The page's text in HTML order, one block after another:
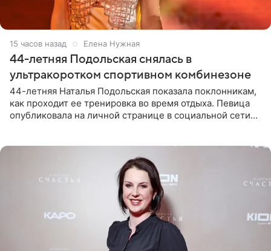
15 часов назад Елена Нужная
44-летняя Подольская снялась в
ультракоротком спортивном комбинезоне
44-летняя Наталья Подольская показала поклонникам,
как проходит ее тренировка во время отдыха. Певица
опубликовала на личной странице в социальной сети